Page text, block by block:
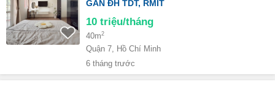
GẦN ĐH TDT, RMIT
10 triệu/tháng
40m2
Quận 7, Hồ Chí Minh
6 tháng trước